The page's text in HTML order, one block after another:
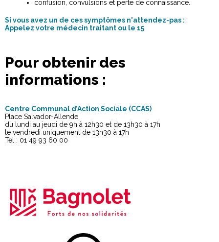
confusion, convulsions et perte de connaissance.
Si vous avez un de ces symptômes n'attendez-pas :
Appelez votre médecin traitant ou le 15
Pour obtenir des
informations :
Centre Communal d’Action Sociale (CCAS)
Place Salvador-Allende
du lundi au jeudi de 9h à 12h30 et de 13h30 à 17h
le vendredi uniquement de 13h30 à 17h
Tel : 01 49 93 60 00